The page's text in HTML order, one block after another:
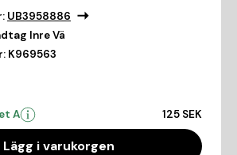
UB3958886
Inre Vä
K969563
A 125 SEK
Lägg i varukorgen